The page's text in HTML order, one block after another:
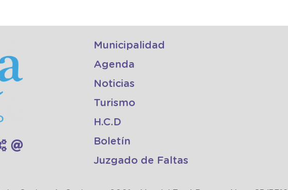
Municipalidad
Agenda
Noticias
Turismo
H.C.D
Boletín
Juzgado de Faltas